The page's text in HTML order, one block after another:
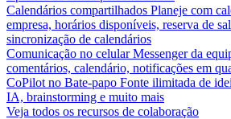
Calendários compartilhados Planeje com
empresa, horários disponíveis, reserva de
sincronização de calendários
Comunicação no celular Messenger da
comentários, calendário, notificações em
CoPilot no Bate-papo Fonte ilimitada de
IA, brainstorming e muito mais
Veja todos os recursos de colaboração